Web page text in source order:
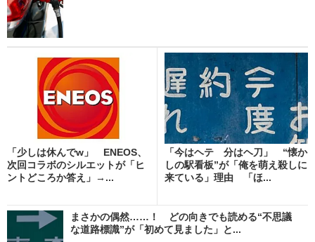
「少しは休んでw」 ENEOS、
次回コラボのシルエットが「ヒ
ントどころか答え」→...
「今はヘテ 分はヘ刀」 “懐か
しの駅看板”が「俺を萌え殺しに
来ている」理由 「ほ...
まさかの偶然……！ どの向きでも読める“不思議
な道路標識”が「初めて見ました」と...